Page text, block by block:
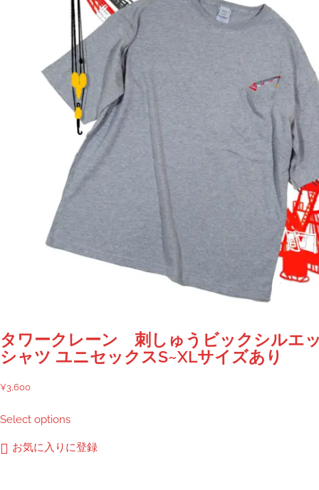
の
バ
リ
エ
ー
シ
ョ
ン
が
あ
り
ま
プ
商
品
か
選
タワークレーン 刺しゅうビックシルエ
シャツ ユニセックスS~XLサイズあり
¥3,600
Select optionsの
商
お気に入りに登録